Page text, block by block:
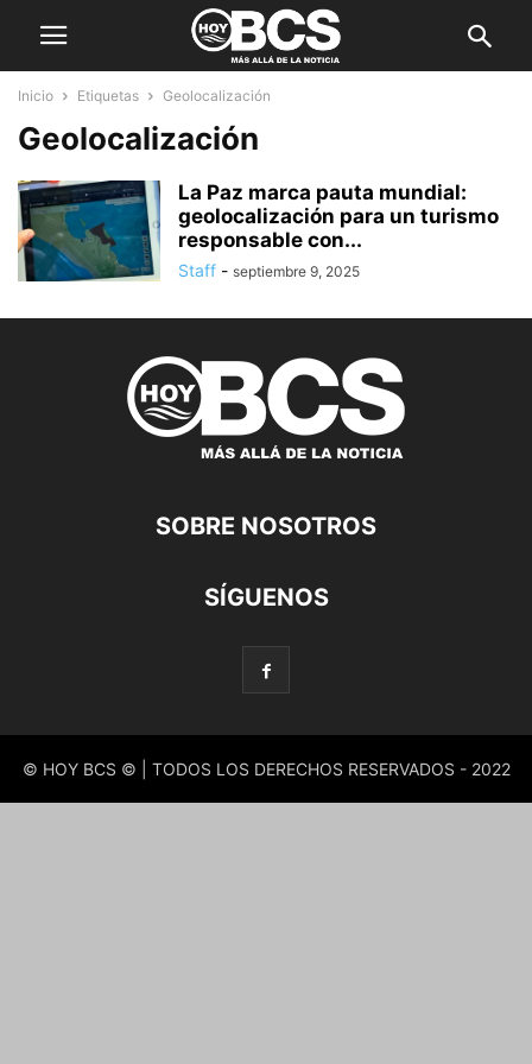
Inicio Etiquetas Geolocalización
Geolocalización
La Paz marca pauta mundial:
geolocalización para un turismo
responsable con...
Staff - septiembre 9, 2025
SOBRE NOSOTROS
SÍGUENOS
© HOY BCS © | TODOS LOS DERECHOS RESERVADOS - 2022